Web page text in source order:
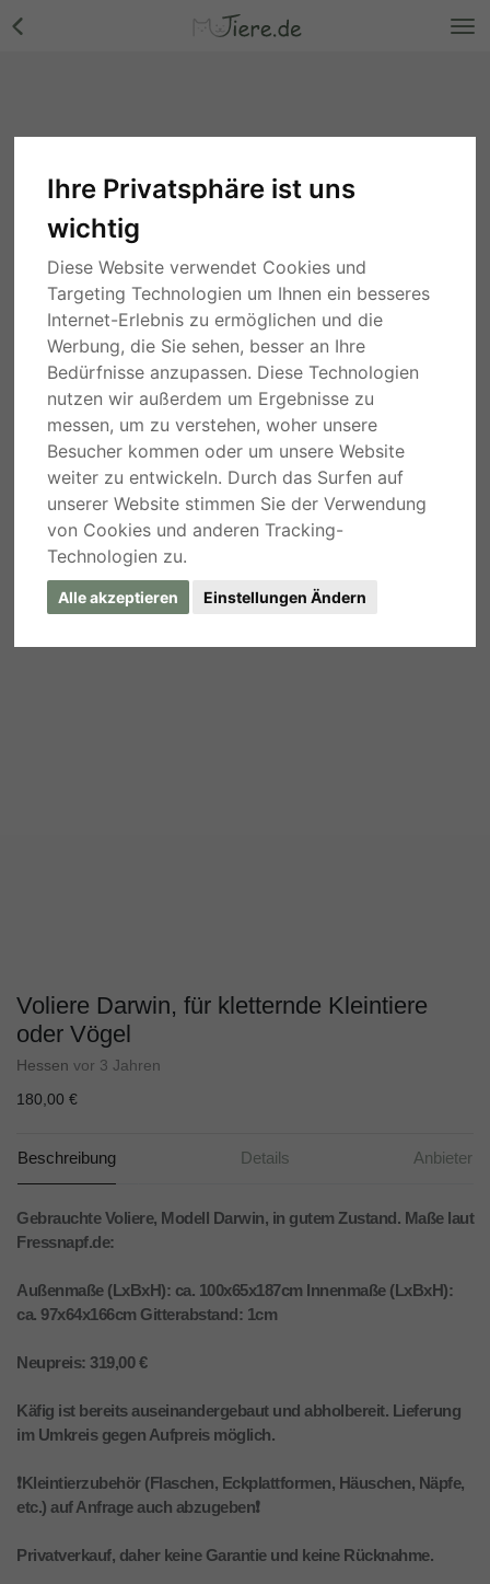
Ihre Privatsphäre ist uns
wichtig
Diese Website verwendet Cookies und
Targeting Technologien um Ihnen ein besseres
Internet-Erlebnis zu ermöglichen und die
Werbung, die Sie sehen, besser an Ihre
Bedürfnisse anzupassen. Diese Technologien
nutzen wir außerdem um Ergebnisse zu
messen, um zu verstehen, woher unsere
Besucher kommen oder um unsere Website
weiter zu entwickeln. Durch das Surfen auf
unserer Website stimmen Sie der Verwendung
von Cookies und anderen Tracking-
Technologien zu.
Alle akzeptieren Einstellungen Ändern
Voliere Darwin, für kletternde Kleintiere
oder Vögel
Hessen vor 3 Jahren
180,00 €
Beschreibung Details Anbieter
Gebrauchte Voliere, Modell Darwin, in gutem Zustand. Maße laut
Fressnapf.de:
Außenmaße (LxBxH): ca. 100x65x187cm Innenmaße (LxBxH):
ca. 97x64x166cm Gitterabstand: 1cm
Neupreis: 319,00 €
Käfig ist bereits auseinandergebaut und abholbereit. Lieferung
im Umkreis gegen Aufpreis möglich.
❗Kleintierzubehör (Flaschen, Eckplattformen, Häuschen, Näpfe,
etc.) auf Anfrage auch abzugeben❗
Privatverkauf, daher keine Garantie und keine Rücknahme.